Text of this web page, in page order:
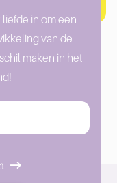
in om een
van de
maken in het